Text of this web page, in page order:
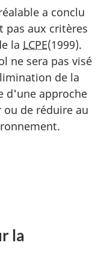
a conclu
pas aux critères
la LCPE(1999).
ne sera pas visé
de la
d'une approche
ou de réduire au
la